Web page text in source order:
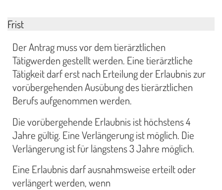
Frist
Der Antrag muss vor dem tierärztlichen
Tätigwerden gestellt werden. Eine tierärztliche
Tätigkeit darf erst nach Erteilung der Erlaubnis zur
vorübergehenden Ausübung des tierärztlichen
Berufs aufgenommen werden.
Die vorübergehende Erlaubnis ist höchstens 4
Jahre gültig. Eine Verlängerung ist möglich. Die
Verlängerung ist für längstens 3 Jahre möglich.
Eine Erlaubnis darf ausnahmsweise erteilt oder
verlängert werden, wenn